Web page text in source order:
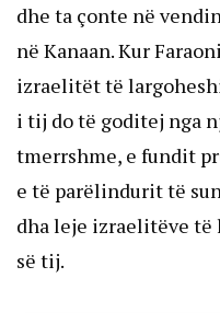
dhe ta çonte në
në Kanaan. Kur
izraelitët të
i tij do të goditej nga
tmerrshme, e fundit
e të parëlindurit të
dha leje izraelitëve të
së tij.